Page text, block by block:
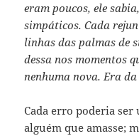
eram poucos, ele
simpáticos. Cada
linhas das palmas de
dessa nos momentos
nenhuma nova. Era
Cada erro poderia ser
alguém que amasse;